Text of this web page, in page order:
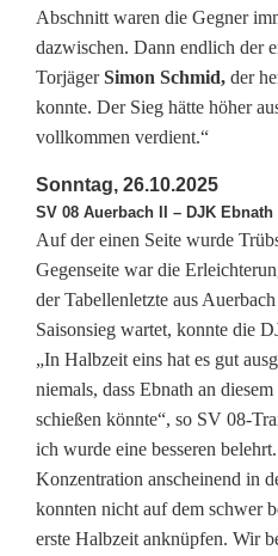
e
r
r
s
c
h
u
n
g
e
n
Abschnitt waren die Gegner
dazwischen. Dann endlich der
TorjägerSimon Schmid, der
konnte. Der Sieg hätte höher
vollkommen verdient.“
Sonntag, 26.10.2025
SV 08 Auerbach II – DJK Ebnath
Auf der einen Seite wurde
Gegenseite war die
der Tabellenletzte aus
Saisonsieg wartet, konnte die
„In Halbzeit eins hat es gut
niemals, dass Ebnath an
schießen könnte“, so SV
ich wurde eine besseren
Konzentration anscheinend in
konnten nicht auf dem schwer
erste Halbzeit anknüpfen. Wir